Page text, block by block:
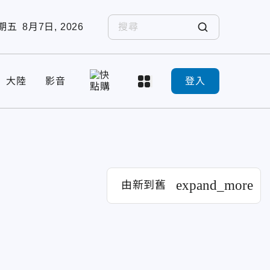
五 8月7日, 2026
大陸 影音 登入
由新到舊 expand_more